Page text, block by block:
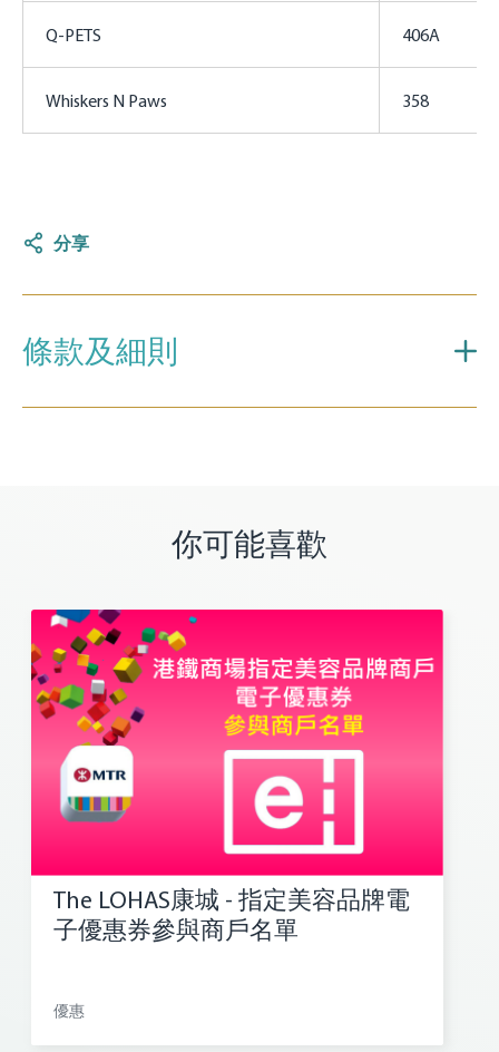
Q-PETS 406A
Whiskers N Paws 358
分享
條款及細則
你可能喜歡
The LOHAS康城 - 指定美容品牌電
子優惠券參與商戶名單
優惠